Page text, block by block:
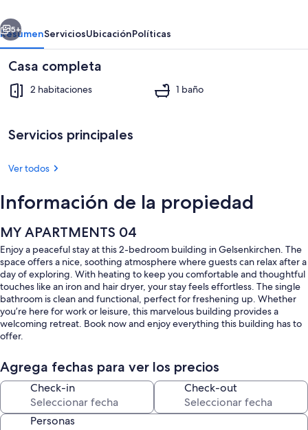
Siguiente
5+
ResumenServiciosUbicaciónPolíticas
Casa completa
2 habitaciones 1 baño
Servicios principales
Ver todos
Información de la propiedad
MY APARTMENTS 04
Enjoy a peaceful stay at this 2-bedroom building in Gelsenkirchen. The
space offers a nice, soothing atmosphere where guests can relax after a
day of exploring. With heating to keep you comfortable and thoughtful
touches like an iron and hair dryer, your stay feels effortless. The single
bathroom is clean and functional, perfect for freshening up. Whether
you’re here for work or leisure, this marvelous building provides a
welcoming retreat. Book now and enjoy everything this building has to
offer.
Agrega fechas para ver los precios
Check-in Check-out
Personas